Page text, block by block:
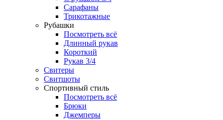
Сарафаны
Трикотажные
Рубашки
Посмотреть всё
Длинный рукав
Короткий
Рукав 3/4
Свитеры
Свитшоты
Спортивный стиль
Посмотреть всё
Брюки
Джемперы